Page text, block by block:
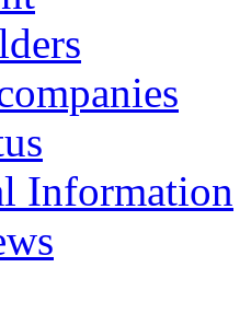
Information